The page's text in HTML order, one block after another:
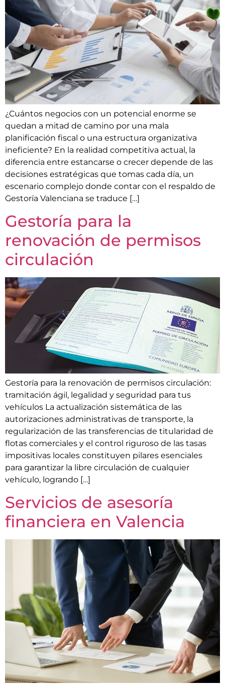
¿Cuántos negocios con un potencial enorme se
quedan a mitad de camino por una mala
planificación fiscal o una estructura organizativa
ineficiente? En la realidad competitiva actual, la
diferencia entre estancarse o crecer depende de las
decisiones estratégicas que tomas cada día, un
escenario complejo donde contar con el respaldo de
Gestoría Valenciana se traduce […]
Gestoría para la
renovación de permisos
circulación
Gestoría para la renovación de permisos circulación:
tramitación ágil, legalidad y seguridad para tus
vehículos La actualización sistemática de las
autorizaciones administrativas de transporte, la
regularización de las transferencias de titularidad de
flotas comerciales y el control riguroso de las tasas
impositivas locales constituyen pilares esenciales
para garantizar la libre circulación de cualquier
vehículo, logrando […]
Servicios de asesoría
financiera en Valencia